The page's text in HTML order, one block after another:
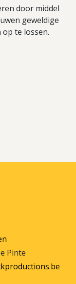
door middel
geweldige
te lossen.
Pinte